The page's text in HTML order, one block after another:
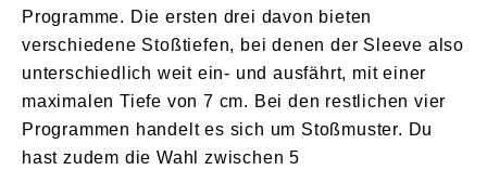
Programme. Die ersten drei davon bieten
verschiedene Stoßtiefen, bei denen der Sleeve also
unterschiedlich weit ein- und ausfährt, mit einer
maximalen Tiefe von 7 cm. Bei den restlichen vier
Programmen handelt es sich um Stoßmuster. Du
hast zudem die Wahl zwischen 5